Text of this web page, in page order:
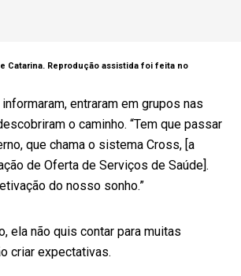
Catarina. Reprodução assistida foi feita no
entraram em grupos nas
o caminho. “Tem que passar
que chama o sistema Cross, [a
de Oferta de Serviços de Saúde].
do nosso sonho.”
ela não quis contar para muitas
criar expectativas.